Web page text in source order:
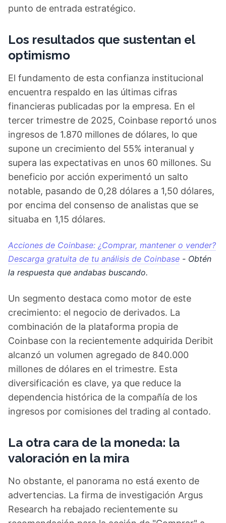
punto de entrada estratégico.
Los resultados que sustentan el
optimismo
El fundamento de esta confianza institucional
encuentra respaldo en las últimas cifras
financieras publicadas por la empresa. En el
tercer trimestre de 2025, Coinbase reportó unos
ingresos de 1.870 millones de dólares, lo que
supone un crecimiento del 55% interanual y
supera las expectativas en unos 60 millones. Su
beneficio por acción experimentó un salto
notable, pasando de 0,28 dólares a 1,50 dólares,
por encima del consenso de analistas que se
situaba en 1,15 dólares.
Acciones de Coinbase: ¿Comprar, mantener o vender?
Descarga gratuita de tu análisis de Coinbase - Obtén
la respuesta que andabas buscando.
Un segmento destaca como motor de este
crecimiento: el negocio de derivados. La
combinación de la plataforma propia de
Coinbase con la recientemente adquirida Deribit
alcanzó un volumen agregado de 840.000
millones de dólares en el trimestre. Esta
diversificación es clave, ya que reduce la
dependencia histórica de la compañía de los
ingresos por comisiones del trading al contado.
La otra cara de la moneda: la
valoración en la mira
No obstante, el panorama no está exento de
advertencias. La firma de investigación Argus
Research ha rebajado recientemente su